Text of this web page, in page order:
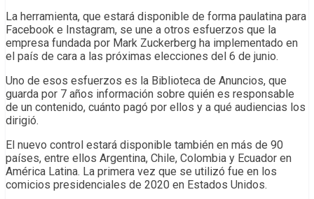
La herramienta, que estará disponible de forma paulatina para
Facebook e Instagram, se une a otros esfuerzos que la
empresa fundada por Mark Zuckerberg ha implementado en
el país de cara a las próximas elecciones del 6 de junio.
Uno de esos esfuerzos es la Biblioteca de Anuncios, que
guarda por 7 años información sobre quién es responsable
de un contenido, cuánto pagó por ellos y a qué audiencias los
dirigió.
El nuevo control estará disponible también en más de 90
países, entre ellos Argentina, Chile, Colombia y Ecuador en
América Latina. La primera vez que se utilizó fue en los
comicios presidenciales de 2020 en Estados Unidos.